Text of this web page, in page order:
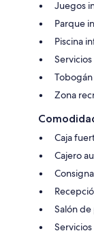
Juegos
Parque
Piscina
Zona
Caja
Cajero
Salón